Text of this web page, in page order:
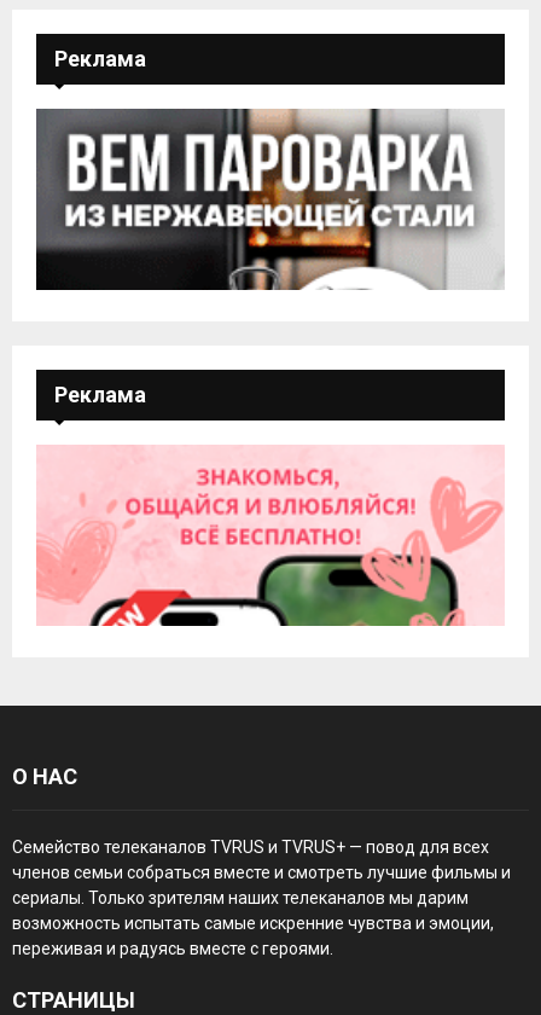
Реклама
Реклама
О НАС
Семейство телеканалов TVRUS и TVRUS+ — повод для всех
членов семьи собраться вместе и смотреть лучшие фильмы и
сериалы. Только зрителям наших телеканалов мы дарим
возможность испытать самые искренние чувства и эмоции,
переживая и радуясь вместе с героями.
СТРАНИЦЫ